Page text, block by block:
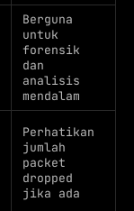
Berguna
untuk
forensik
dan
analisis
mendalam
Perhatikan
jumlah
packet
dropped
jika ada